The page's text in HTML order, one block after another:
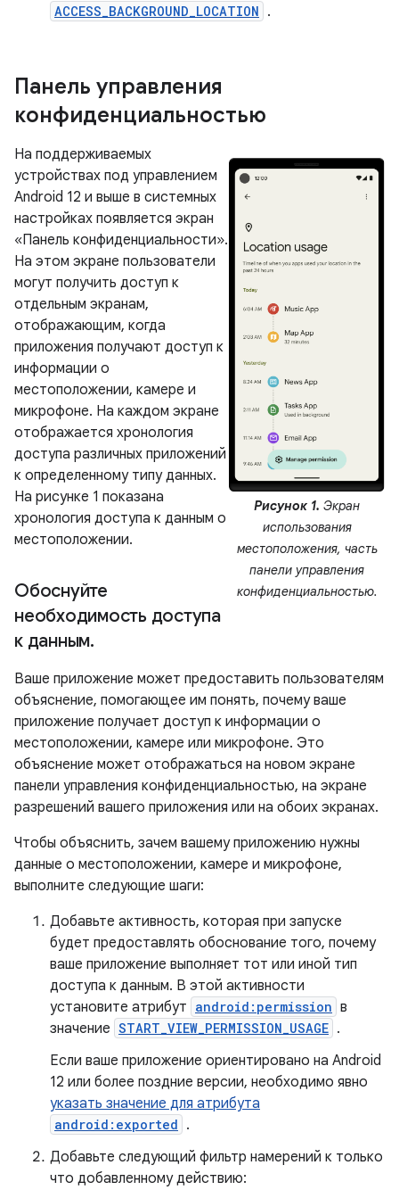
ACCESS_BACKGROUND_LOCATION .
Панель управления
конфиденциальностью
Рисунок 1. Экран
использования
местоположения, часть
панели управления
конфиденциальностью.
На поддерживаемых
устройствах под управлением
Android 12 и выше в системных
настройках появляется экран
«Панель конфиденциальности».
На этом экране пользователи
могут получить доступ к
отдельным экранам,
отображающим, когда
приложения получают доступ к
информации о
местоположении, камере и
микрофоне. На каждом экране
отображается хронология
доступа различных приложений
к определенному типу данных.
На рисунке 1 показана
хронология доступа к данным о
местоположении.
Обоснуйте
необходимость доступа
к данным.
Ваше приложение может предоставить пользователям
объяснение, помогающее им понять, почему ваше
приложение получает доступ к информации о
местоположении, камере или микрофоне. Это
объяснение может отображаться на новом экране
панели управления конфиденциальностью, на экране
разрешений вашего приложения или на обоих экранах.
Чтобы объяснить, зачем вашему приложению нужны
данные о местоположении, камере и микрофоне,
выполните следующие шаги:
Добавьте активность, которая при запуске
будет предоставлять обоснование того, почему
ваше приложение выполняет тот или иной тип
доступа к данным. В этой активности
установите атрибут android:permission в
значение START_VIEW_PERMISSION_USAGE .
Если ваше приложение ориентировано на Android
12 или более поздние версии, необходимо явно
указать значение для атрибута
android:exported .
Добавьте следующий фильтр намерений к только
что добавленному действию: